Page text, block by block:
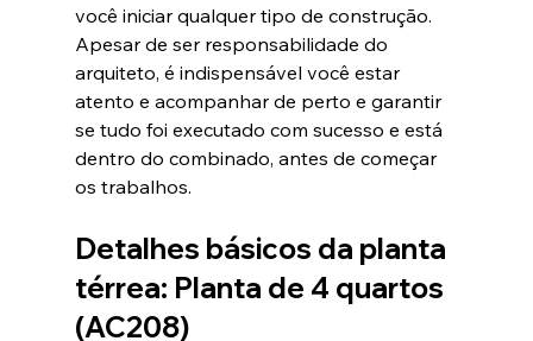
você iniciar qualquer tipo de construção.
Apesar de ser responsabilidade do
arquiteto, é indispensável você estar
atento e acompanhar de perto e garantir
se tudo foi executado com sucesso e está
dentro do combinado, antes de começar
os trabalhos.
Detalhes básicos da planta
térrea: Planta de 4 quartos
(AC208)